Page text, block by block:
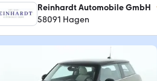
Reinhardt Automobile GmbH
58091 Hagen